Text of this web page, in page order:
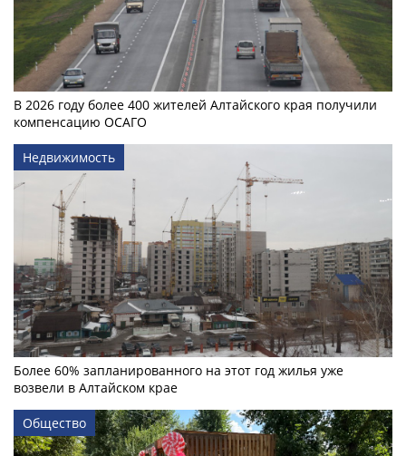
В 2026 году более 400 жителей Алтайского края получили
компенсацию ОСАГО
Недвижимость
Более 60% запланированного на этот год жилья уже
возвели в Алтайском крае
Общество